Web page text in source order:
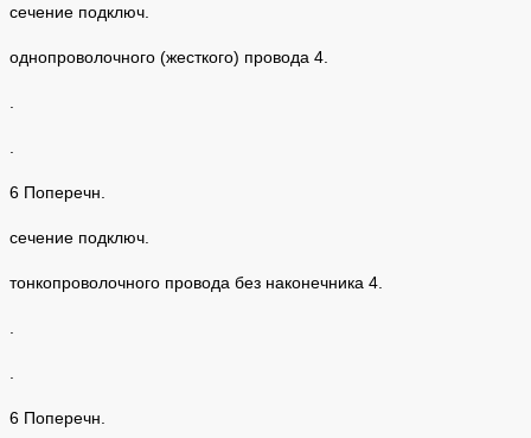
сечение подключ.
однопроволочного (жесткого) провода 4.
6 Поперечн.
сечение подключ.
тонкопроволочного провода без наконечника 4.
6 Поперечн.